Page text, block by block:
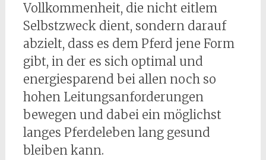
Vollkommenheit, die nicht eitlem
Selbstzweck dient, sondern darauf
abzielt, dass es dem Pferd jene Form
gibt, in der es sich optimal und
energiesparend bei allen noch so
hohen Leitungsanforderungen
bewegen und dabei ein möglichst
langes Pferdeleben lang gesund
bleiben kann.